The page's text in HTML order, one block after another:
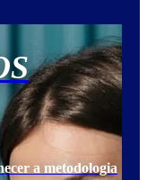
a metodologia